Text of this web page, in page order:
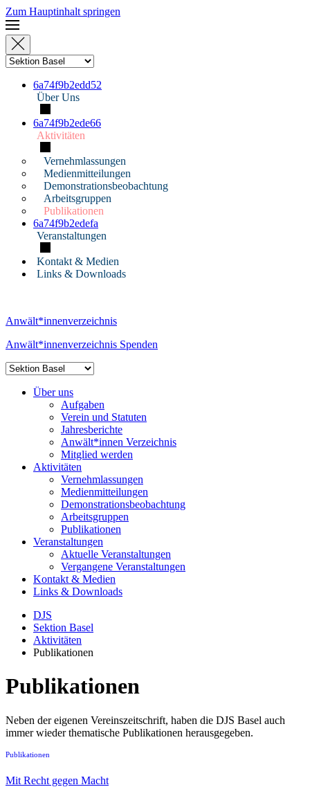
Zum Hauptinhalt springen
6a74f9b2edd52
Über Uns
6a74f9b2ede66
Aktivitäten
Vernehmlassungen
Medienmitteilungen
Demonstrationsbeobachtung
Arbeitsgruppen
Publikationen
6a74f9b2edefa
Veranstaltungen
Kontakt & Medien
Links & Downloads
Anwält*innenverzeichnis
Anwält*innenverzeichnis Spenden
Über uns
Aufgaben
Verein und Statuten
Jahresberichte
Anwält*innen Verzeichnis
Mitglied werden
Aktivitäten
Vernehmlassungen
Medienmitteilungen
Demonstrationsbeobachtung
Arbeitsgruppen
Publikationen
Veranstaltungen
Aktuelle Veranstaltungen
Vergangene Veranstaltungen
Kontakt & Medien
Links & Downloads
DJS
Sektion Basel
Aktivitäten
Publikationen
Publikationen
Neben der eigenen Vereinszeitschrift, haben die DJS Basel auch
immer wieder thematische Publikationen herausgegeben.
Publikationen
Mit Recht gegen Macht